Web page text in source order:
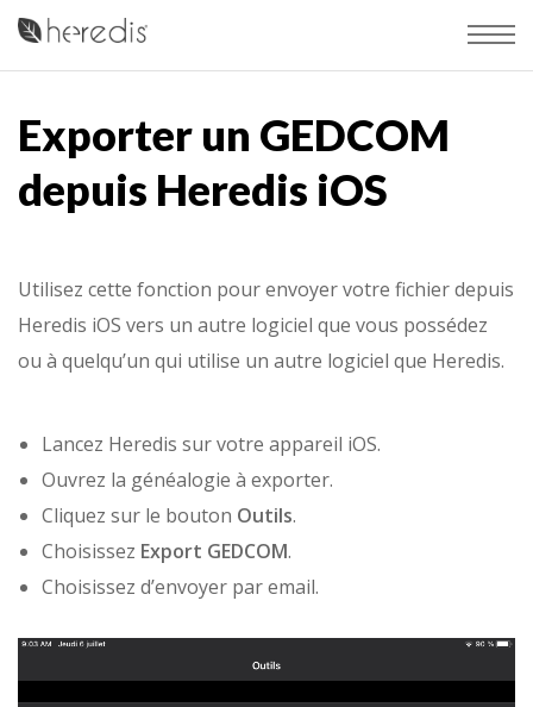
Exporter un GEDCOM
depuis Heredis iOS
Utilisez cette fonction pour envoyer votre fichier depuis
Heredis iOS vers un autre logiciel que vous possédez
ou à quelqu’un qui utilise un autre logiciel que Heredis.
Lancez Heredis sur votre appareil iOS.
Ouvrez la généalogie à exporter.
Cliquez sur le bouton Outils.
Choisissez Export GEDCOM.
Choisissez d’envoyer par email.